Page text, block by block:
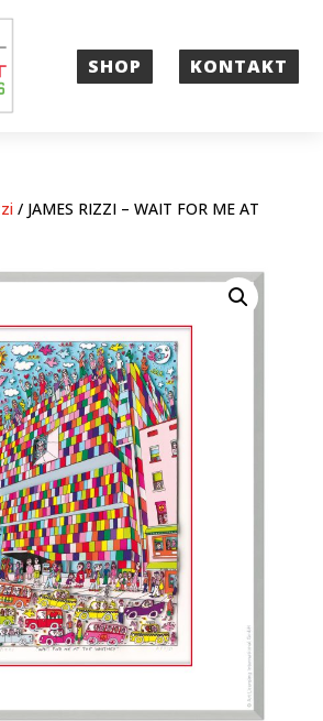
SHOP KONTAKT
/ JAMES RIZZI – WAIT FOR ME AT